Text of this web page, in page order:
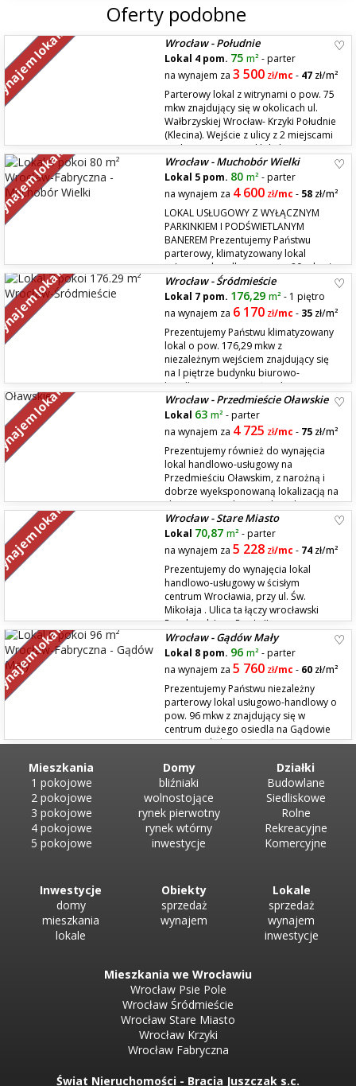
Oferty podobne
lokali Wrocław - Południe
Lokal 4 pom. 75m² - parter
na wynajem za3 500 zł/mc - 47 zł/m²
Parterowy lokal z witrynami o pow. 75
mkw znajdujący się w okolicach ul.
Wałbrzyskiej Wrocław- Krzyki Południe
(Klecina). Wejście z ulicy z 2 miejscami
parkingowymi przed lokalem oraz
rozkład pomieszczeń pozwala na dowolną nieuciążliwą działalność
handlowo-usługową. Przez ostatnie 2 dekady w lokalu...
lokali Wrocław - Muchobór Wielki
Lokal 5 pom. 80m² - parter
na wynajem za 4 600 zł/mc - 58 zł/m²
LOKAL USŁUGOWY Z WYŁĄCZNYM
PARKINKIEM I PODŚWIETLANYM
BANEREM Prezentujemy Państwu
parterowy, klimatyzowany lokal
usługowo-handlowy o pow. 80 mkw /
h=3m z możliwością prowadzenia działalności estetyczno-medycznej
lub po dostosowaniu małej hurtowni/sklepu in...
lokali Wrocław - Śródmieście
Lokal 7 pom. 176,29m² - 1 piętro
na wynajem za 6 170 zł/mc - 35 zł/m²
Prezentujemy Państwu klimatyzowany
lokal o pow. 176,29 mkw z
niezależnym wejściem znajdujący się
na I piętrze budynku biurowo-
handlowego na Wrocławskim
Śródmieściu w okolicach ul. Grunwaldzkiej. Rozkład pomieszczeń to: -
open space ..............95,55 mkw - pom. biurowe ..........5,85 mkw - pom. ...
lokali Wrocław - Przedmieście Oławskie
Lokal 63m² - parter
na wynajem za 4 725 zł/mc - 75 zł/m²
Prezentujemy również do wynajęcia
lokal handlowo-usługowy na
Przedmieściu Oławskim, z narożną i
dobrze wyeksponowaną lokalizacją na
skrzyżowaniu ulicy Więckowskiego i
Kościuszki. Witryny wychodzą na obydwie ulice, wejście znajduje się w
narożniku kamienicy. Lokal ma powierzchnię użytkową 63 m2 . W...
lokali Wrocław - Stare Miasto
Lokal 70,87m² - parter
na wynajem za5 228 zł/mc - 74 zł/m²
Prezentujemy do wynajęcia lokal
handlowo-usługowy w ścisłym
centrum Wrocławia, przy ul. Św.
Mikołaja . Ulica ta łączy wrocławski
Rynek z pl. Jana Pawła II, przez co
panuje na niej bardzo duży ruch. Elewacja i witryny lokalu są bardzo
dobrze widoczne dla przechodniów i kierowców a nad witrynami lokal...
lokali Wrocław - Gądów Mały
Lokal 8 pom. 96m² - parter
na wynajem za5 760 zł/mc - 60 zł/m²
Prezentujemy Państwu niezależny
parterowy lokal usługowo-handlowy o
pow. 96 mkw z znajdujący się w
centrum dużego osiedla na Gądowie
Małym. Lokal został częściowo
toaleta) z przeznaczeniem na kosmetologię (brak białego montażu),
pozostała...
Mieszkania
1 pokojowe
2 pokojowe
3 pokojowe
4 pokojowe
5 pokojowe
Domy
bliźniaki
wolnostojące
rynek pierwotny
rynek wtórny
inwestycje
Działki
Budowlane
Siedliskowe
Rolne
Rekreacyjne
Komercyjne
Inwestycje
domy
mieszkania
lokale
Obiekty
sprzedaż
wynajem
Lokale
sprzedaż
wynajem
inwestycje
Mieszkania we Wrocławiu
Wrocław Psie Pole
Wrocław Śródmieście
Wrocław Stare Miasto
Wrocław Krzyki
Wrocław Fabryczna
Świat Nieruchomości - Bracia Juszczak s.c.